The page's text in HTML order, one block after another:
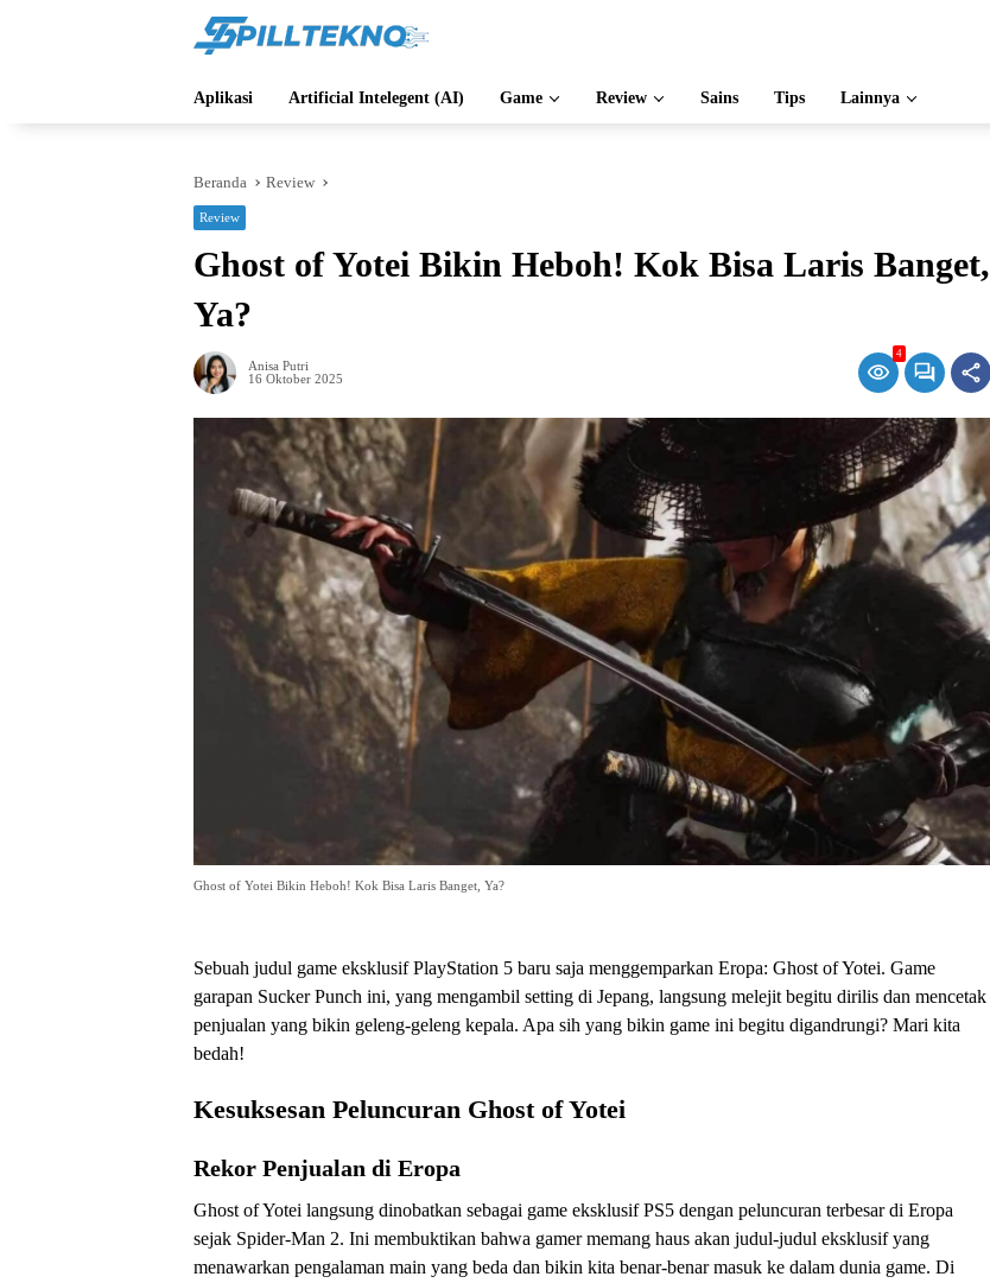
Aplikasi Artificial Intelegent (AI) Game Review Sains Tips Lainnya
Beranda Review
Review
Ghost of Yotei Bikin Heboh! Kok Bisa Laris Banget,
Ya?
Anisa Putri
16 Oktober 2025
4
Ghost of Yotei Bikin Heboh! Kok Bisa Laris Banget, Ya?
Sebuah judul game eksklusif PlayStation 5 baru saja menggemparkan Eropa: Ghost of Yotei. Game
garapan Sucker Punch ini, yang mengambil setting di Jepang, langsung melejit begitu dirilis dan mencetak
penjualan yang bikin geleng-geleng kepala. Apa sih yang bikin game ini begitu digandrungi? Mari kita
bedah!
Kesuksesan Peluncuran Ghost of Yotei
Rekor Penjualan di Eropa
Ghost of Yotei langsung dinobatkan sebagai game eksklusif PS5 dengan peluncuran terbesar di Eropa
sejak Spider-Man 2. Ini membuktikan bahwa gamer memang haus akan judul-judul eksklusif yang
menawarkan pengalaman main yang beda dan bikin kita benar-benar masuk ke dalam dunia game. Di